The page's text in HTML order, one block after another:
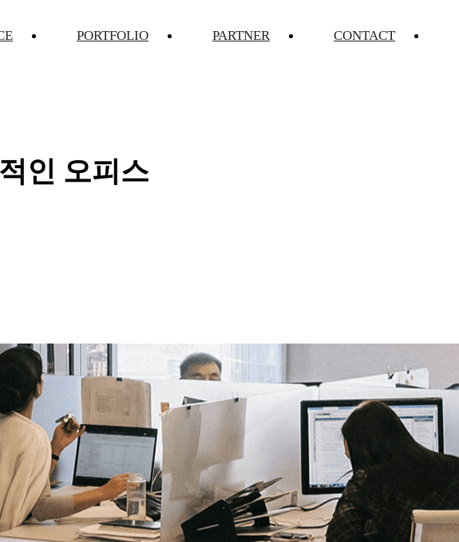
PORTFOLIO PARTNER CONTACT
인 오피스